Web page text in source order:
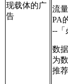
现载体的广
告
流
PA
--「
数
为
推